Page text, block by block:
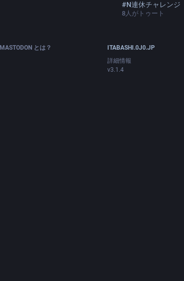
#N連休チャレンジ
8人がトゥート
MASTODON とは？
ITABASHI.0J0.JP
詳細情報
v3.1.4